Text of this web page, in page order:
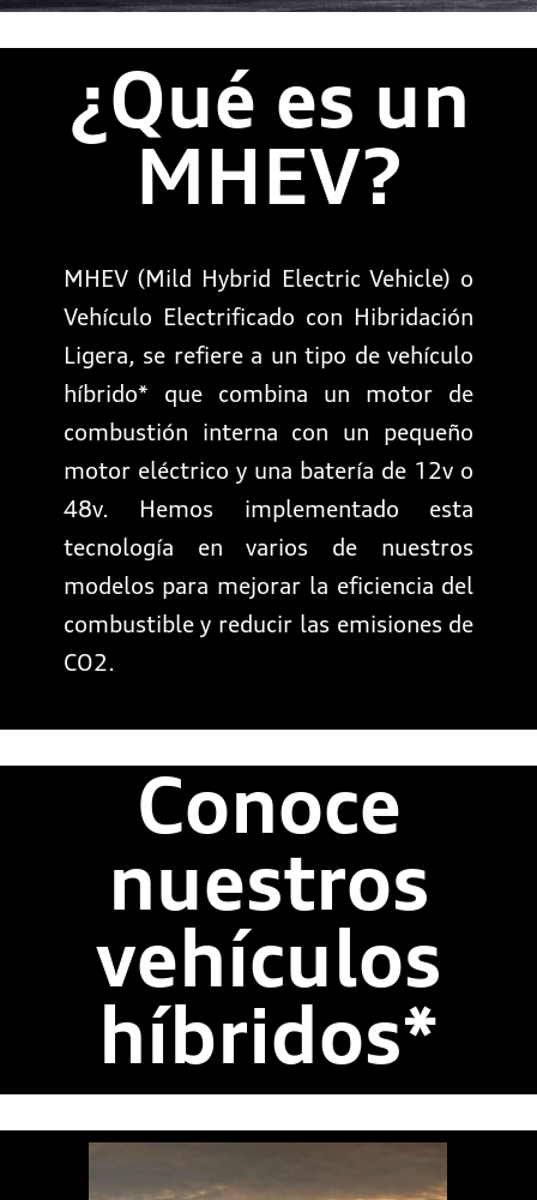
¿Qué es un
MHEV?
MHEV (Mild Hybrid Electric Vehicle) o
Vehículo Electrificado con Hibridación
Ligera, se refiere a un tipo de vehículo
híbrido* que combina un motor de
combustión interna con un pequeño
motor eléctrico y una batería de 12v o
48v. Hemos implementado esta
tecnología en varios de nuestros
modelos para mejorar la eficiencia del
combustible y reducir las emisiones de
CO2.
Conoce
nuestros
vehículos
híbridos*